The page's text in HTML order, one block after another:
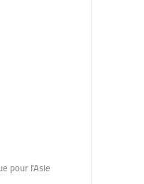
pour l'Asie